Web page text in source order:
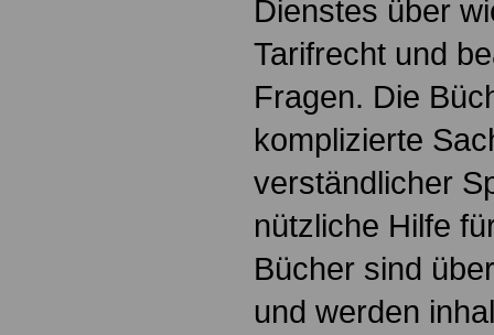
Dienstes über
Tarifrecht und
Fragen. Die
komplizierte
verständlicher
nützliche Hilfe
Bücher sind
und werden